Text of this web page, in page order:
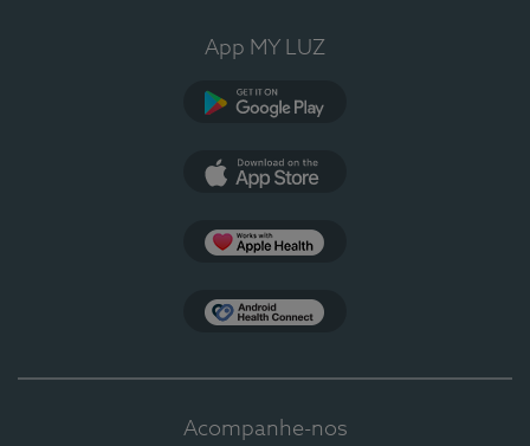
App MY LUZ
Acompanhe-nos